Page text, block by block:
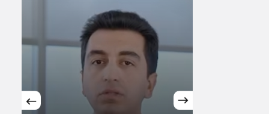
Gündüz Modu
Gündüz modunu seçin.
Gece Modu
Gece modunu seçin.